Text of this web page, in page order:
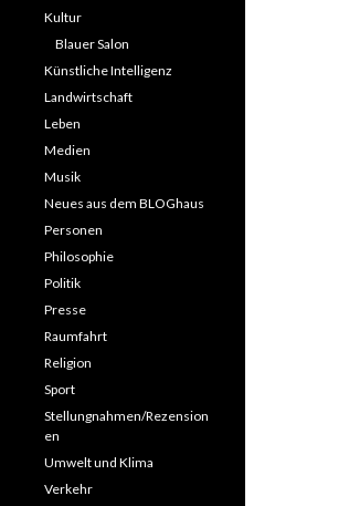
Kultur
Blauer Salon
Künstliche Intelligenz
Landwirtschaft
Leben
Medien
Musik
Neues aus dem BLOGhaus
Personen
Philosophie
Politik
Presse
Raumfahrt
Religion
Sport
Stellungnahmen/Rezension
en
Umwelt und Klima
Verkehr